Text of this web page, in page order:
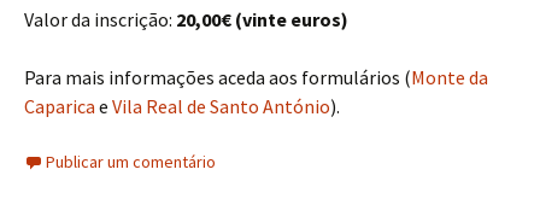
Valor da inscrição: 20,00€ (vinte euros)
Para mais informações aceda aos formulários (Monte da
Caparica e Vila Real de Santo António).
Publicar um comentário